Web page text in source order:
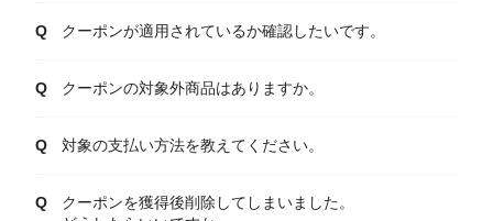
クーポンが適用されているか確認したいです。
クーポンの対象外商品はありますか。
対象の支払い方法を教えてください。
クーポンを獲得後削除してしまいました。